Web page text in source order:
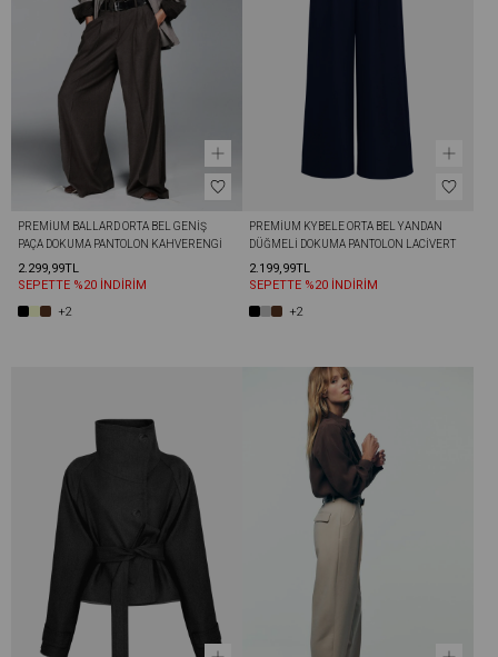
PREMIUM BALLARD ORTA BEL GENIŞ
PAÇA DOKUMA PANTOLON KAHVERENGI
2.299,99TL
SEPETTE %20 İNDİRİM
+2
PREMIUM KYBELE ORTA BEL YANDAN
DÜĞMELI DOKUMA PANTOLON LACIVERT
2.199,99TL
SEPETTE %20 İNDİRİM
+2